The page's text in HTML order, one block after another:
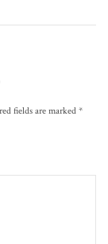
fields are marked *